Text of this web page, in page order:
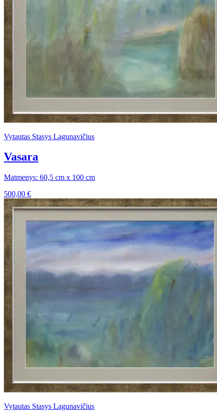
Vytautas Stasys Lagunavičius
Vasara
Matmenys: 60,5 cm x 100 cm
500,00 €
Vytautas Stasys Lagunavičius